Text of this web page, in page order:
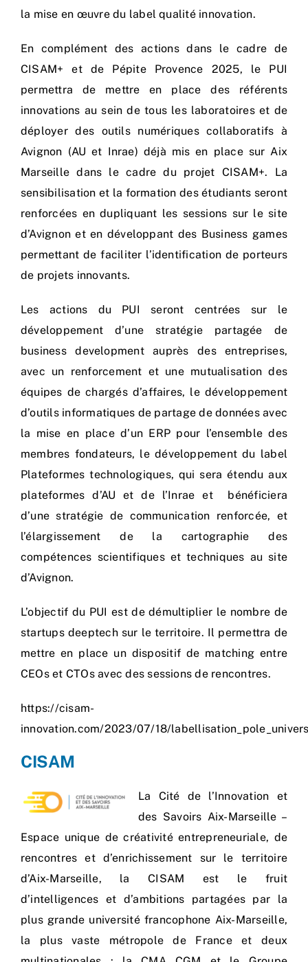
la mise en œuvre du label qualité innovation.
En complément des actions dans le cadre de
CISAM+ et de Pépite Provence 2025, le PUI
permettra de mettre en place des référents
innovations au sein de tous les laboratoires et de
déployer des outils numériques collaboratifs à
Avignon (AU et Inrae) déjà mis en place sur Aix
Marseille dans le cadre du projet CISAM+. La
sensibilisation et la formation des étudiants seront
renforcées en dupliquant les sessions sur le site
d’Avignon et en développant des Business games
permettant de faciliter l’identification de porteurs
de projets innovants.
Les actions du PUI seront centrées sur le
développement d’une stratégie partagée de
business development auprès des entreprises,
avec un renforcement et une mutualisation des
équipes de chargés d’affaires, le développement
d’outils informatiques de partage de données avec
la mise en place d’un ERP pour l’ensemble des
membres fondateurs, le développement du label
Plateformes technologiques, qui sera étendu aux
plateformes d’AU et de l’Inrae et bénéficiera
d’une stratégie de communication renforcée, et
l’élargissement de la cartographie des
compétences scientifiques et techniques au site
d’Avignon.
L’objectif du PUI est de démultiplier le nombre de
startups deeptech sur le territoire. Il permettra de
mettre en place un dispositif de matching entre
CEOs et CTOs avec des sessions de rencontres.
https://cisam-
innovation.com/2023/07/18/
CISAM
La Cité de l’Innovation et
des Savoirs Aix-Marseille –
Espace unique de créativité entrepreneuriale, de
rencontres et d’enrichissement sur le territoire
d’Aix-Marseille, la CISAM est le fruit
d’intelligences et d’ambitions partagées par la
plus grande université francophone Aix-Marseille,
la plus vaste métropole de France et deux